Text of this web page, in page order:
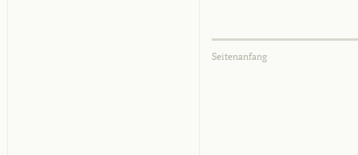
Seitenanfang